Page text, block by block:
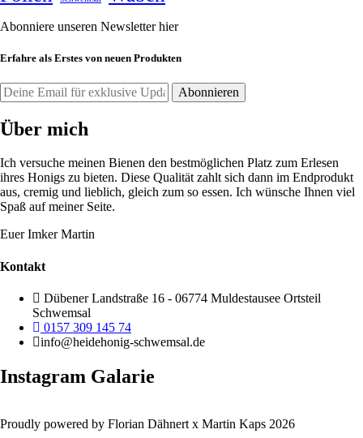
Abonniere unseren Newsletter hier
Erfahre als Erstes von neuen Produkten
Über mich
Ich versuche meinen Bienen den bestmöglichen Platz zum Erlesen
ihres Honigs zu bieten. Diese Qualität zahlt sich dann im Endprodukt
aus, cremig und lieblich, gleich zum so essen. Ich wünsche Ihnen viel
Spaß auf meiner Seite.
Euer Imker Martin
Kontakt
Dübener Landstraße 16 - 06774 Muldestausee Ortsteil
Schwemsal
0157 309 145 74
info@heidehonig-schwemsal.de
Instagram Galarie
Proudly powered by Florian Dähnert x Martin Kaps 2026